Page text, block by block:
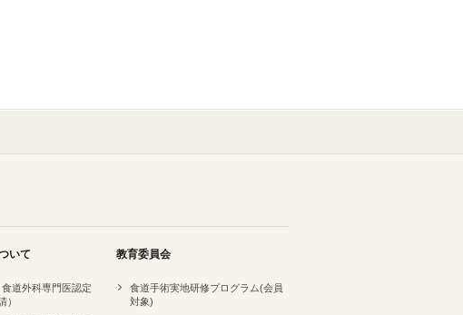
いて
道外科専門医認定
）
教育委員会
食道手術実地研修プログラム(会員
対象)